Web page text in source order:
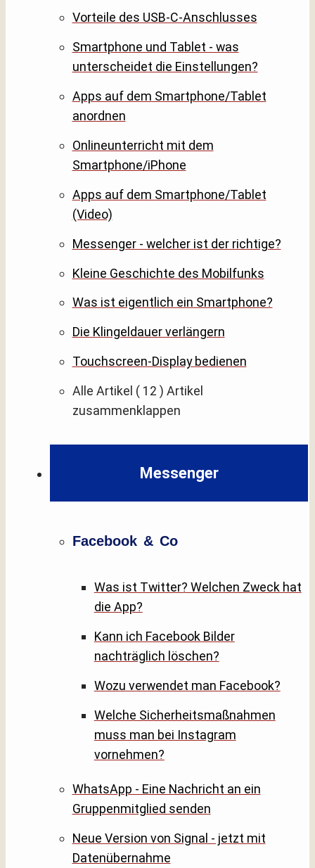
Vorteile des USB-C-Anschlusses
Smartphone und Tablet - was
unterscheidet die Einstellungen?
Apps auf dem Smartphone/Tablet
anordnen
Onlineunterricht mit dem
Smartphone/iPhone
Apps auf dem Smartphone/Tablet
(Video)
Messenger - welcher ist der richtige?
Kleine Geschichte des Mobilfunks
Was ist eigentlich ein Smartphone?
Die Klingeldauer verlängern
Touchscreen-Display bedienen
Alle Artikel ( 12 ) Artikel
zusammenklappen
Messenger
Facebook & Co
Was ist Twitter? Welchen Zweck hat
die App?
Kann ich Facebook Bilder
nachträglich löschen?
Wozu verwendet man Facebook?
Welche Sicherheitsmaßnahmen
muss man bei Instagram
vornehmen?
WhatsApp - Eine Nachricht an ein
Gruppenmitglied senden
Neue Version von Signal - jetzt mit
Datenübernahme